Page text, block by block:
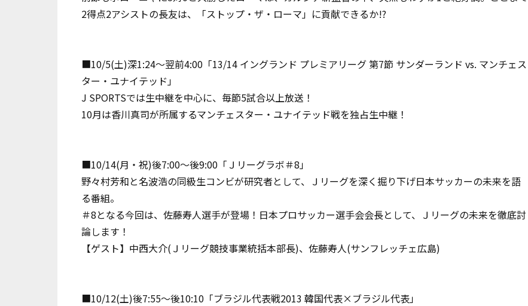
2得点2アシストの長友は、「ストップ・ザ・ローマ」に貢献できるか!?
■10/5(土)深1:24～翌前4:00「13/14 イングランド プレミアリーグ 第7節 サンダーランド vs. マンチェス
ター・ユナイテッド」
J SPORTSでは生中継を中心に、毎節5試合以上放送！
10月は香川真司が所属するマンチェスター・ユナイテッド戦を独占生中継！
■10/14(月・祝)後7:00～後9:00「Ｊリーグラボ＃8」
野々村芳和と名波浩の同級生コンビが研究者として、Ｊリーグを深く掘り下げ日本サッカーの未来を語
る番組。
＃8となる今回は、佐藤寿人選手が登場！日本プロサッカー選手会会長として、Ｊリーグの未来を徹底討
論します！
【ゲスト】中西大介(Ｊリーグ競技事業統括本部長)、佐藤寿人(サンフレッチェ広島)
■10/12(土)後7:55～後10:10「ブラジル代表戦2013 韓国代表×ブラジル代表」